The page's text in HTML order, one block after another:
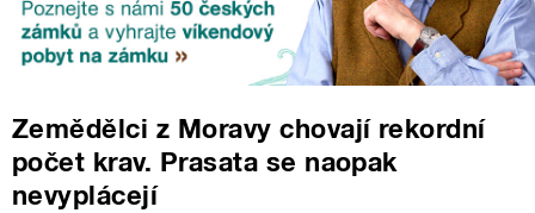
Zemědělci z Moravy chovají rekordní
počet krav. Prasata se naopak
nevyplácejí